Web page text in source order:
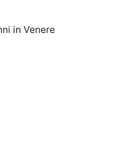
in Venere